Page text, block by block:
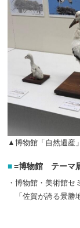
▲博物館「自然遺産
=博物館 テーマ
・博物館・美術館セ
「佐賀が誇る景勝
場所
担当